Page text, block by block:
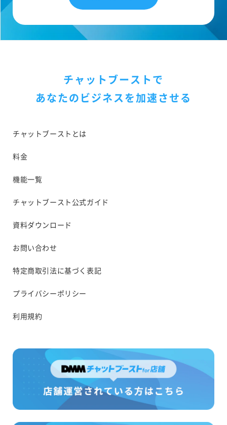
チャットブーストで
あなたのビジネスを加速させる
チャットブーストとは
料金
機能一覧
チャットブースト公式ガイド
資料ダウンロード
お問い合わせ
特定商取引法に基づく表記
プライバシーポリシー
利用規約